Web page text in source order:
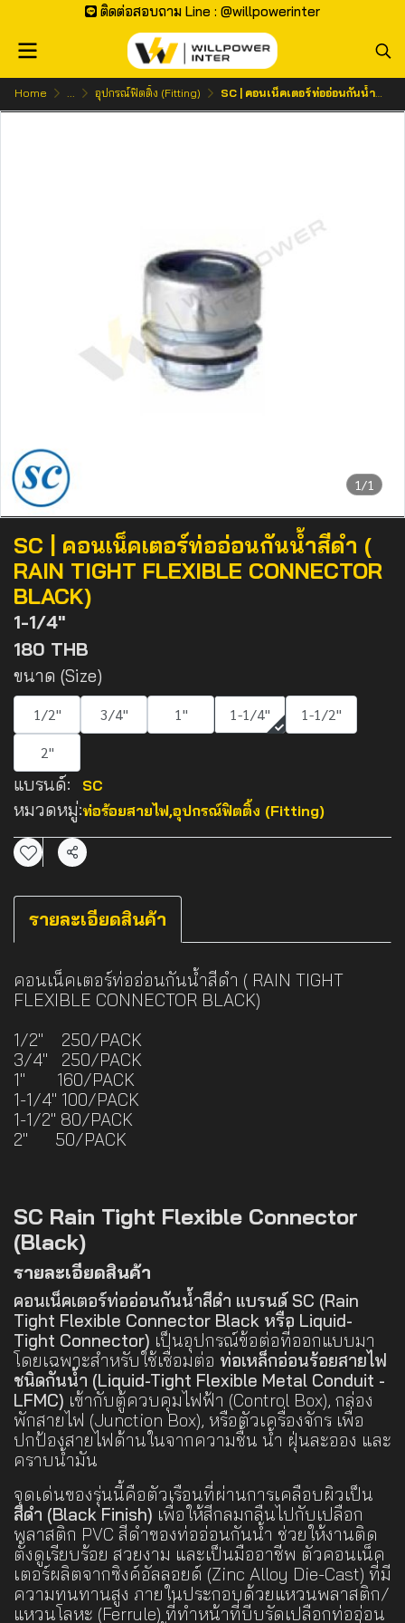
ติดต่อสอบถาม Line : @willpowerinter
Home ... อุปกรณ์ฟิตติ้ง (Fitting) SC | คอนเน็คเตอร์ท่ออ่อนกันน้ำสีดำ ( RAIN TIGHT FLEXIBLE CONNECTOR BLACK)
1/1
SC | คอนเน็คเตอร์ท่ออ่อนกันน้ำสีดำ (
RAIN TIGHT FLEXIBLE CONNECTOR
BLACK)
1-1/4"
180 THB
ขนาด (Size)
1/2" 3/4" 1" 1-1/4"
1-1/2"
2"
แบรนด์: SC
หมวดหมู่:ท่อร้อยสายไฟ,อุปกรณ์ฟิตติ้ง (Fitting)
แชร์
รายละเอียดสินค้า
คอนเน็คเตอร์ท่ออ่อนกันน้ำสีดำ ( RAIN TIGHT
FLEXIBLE CONNECTOR BLACK)
1/2" 250/PACK
3/4" 250/PACK
1" 160/PACK
1-1/4" 100/PACK
1-1/2" 80/PACK
2" 50/PACK
SC Rain Tight Flexible Connector
(Black)
รายละเอียดสินค้า
คอนเน็คเตอร์ท่ออ่อนกันน้ำสีดำ แบรนด์ SC (Rain
Tight Flexible Connector Black หรือ Liquid-
Tight Connector) เป็นอุปกรณ์ข้อต่อที่ออกแบบมา
โดยเฉพาะสำหรับใช้เชื่อมต่อ ท่อเหล็กอ่อนร้อยสายไฟ
ชนิดกันน้ำ (Liquid-Tight Flexible Metal Conduit -
LFMC) เข้ากับตู้ควบคุมไฟฟ้า (Control Box), กล่อง
พักสายไฟ (Junction Box), หรือตัวเครื่องจักร เพื่อ
ปกป้องสายไฟด้านในจากความชื้น น้ำ ฝุ่นละออง และ
คราบน้ำมัน
จุดเด่นของรุ่นนี้คือตัวเรือนที่ผ่านการเคลือบผิวเป็น
สีดำ (Black Finish) เพื่อให้สีกลมกลืนไปกับเปลือก
พลาสติก PVC สีดำของท่ออ่อนกันน้ำ ช่วยให้งานติด
ตั้งดูเรียบร้อย สวยงาม และเป็นมืออาชีพ ตัวคอนเน็ค
เตอร์ผลิตจากซิงค์อัลลอยด์ (Zinc Alloy Die-Cast) ที่มี
ความทนทานสูง ภายในประกอบด้วยแหวนพลาสติก/
แหวนโลหะ (Ferrule) ที่ทำหน้าที่บีบรัดเปลือกท่ออ่อน